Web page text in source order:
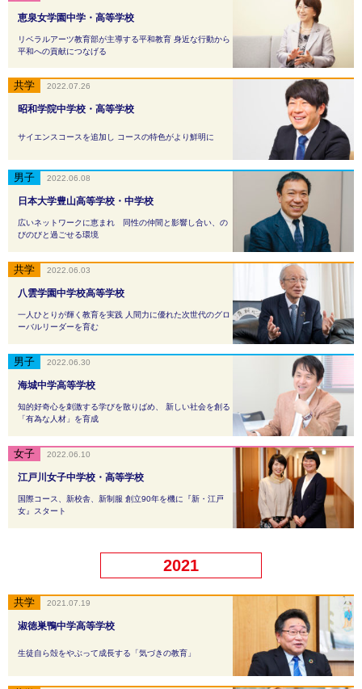
恵泉女学園中学・高等学校
リベラルアーツ教育部が主導する平和教育 身近な行動から
平和への貢献につなげる
昭和学院中学校・高等学校
サイエンスコースを追加し コースの特色がより鮮明に
2022.07.26
日本大学豊山高等学校・中学校
広いネットワークに恵まれ 同性の仲間と影響し合い、の
びのびと過ごせる環境
2022.06.08
八雲学園中学校高等学校
一人ひとりが輝く教育を実践 人間力に優れた次世代のグロ
ーバルリーダーを育む
2022.06.03
海城中学高等学校
知的好奇心を刺激する学びを散りばめ、 新しい社会を創る
「有為な人材」を育成
2022.06.30
江戸川女子中学校・高等学校
国際コース、新校舎、新制服 創立90年を機に『新・江戸
女』スタート
2022.06.10
2021
淑徳巣鴨中学高等学校
生徒自ら殻をやぶって成長する「気づきの教育」
2021.07.19